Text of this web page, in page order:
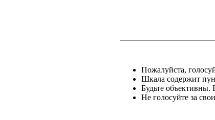
Пожалуйста,
Шкала содержит
Будьте объективны.
Не голосуйте за